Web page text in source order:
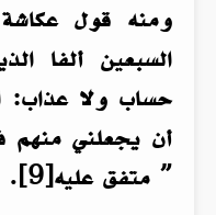
ومنه قول
السبعين ألفا
حساب ولا عذاب:
أن يجعلني منهم
” متفق عليه[9].